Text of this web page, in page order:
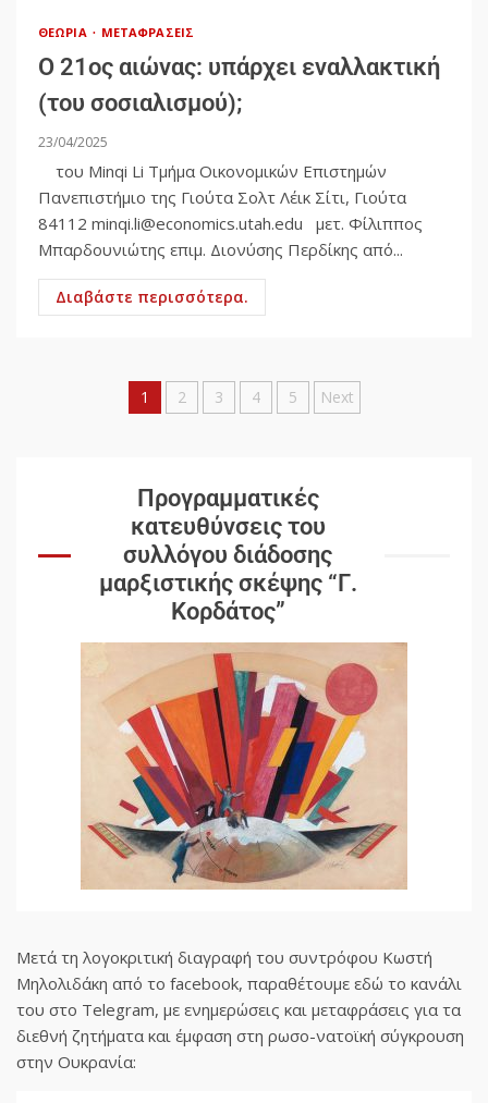
ΘΕΩΡΊΑ ΜΕΤΑΦΡΆΣΕΙΣ
Ο 21ος αιώνας: υπάρχει εναλλακτική
(του σοσιαλισμού);
23/04/2025
του Minqi Li Τμήμα Οικονομικών Επιστημών
Πανεπιστήμιο της Γιούτα Σολτ Λέικ Σίτι, Γιούτα
84112 minqi.li@economics.utah.edu μετ. Φίλιππος
Μπαρδουνιώτης επιμ. Διονύσης Περδίκης από...
Διαβάστε περισσότερα.
1 2 3 4 5 Next
Προγραμματικές
κατευθύνσεις του
συλλόγου διάδοσης
μαρξιστικής σκέψης “Γ.
Κορδάτος”
Μετά τη λογοκριτική διαγραφή του συντρόφου Κωστή
Μηλολιδάκη από το facebook, παραθέτουμε εδώ το κανάλι
του στο Telegram, με ενημερώσεις και μεταφράσεις για τα
διεθνή ζητήματα και έμφαση στη ρωσο-νατοϊκή σύγκρουση
στην Ουκρανία: